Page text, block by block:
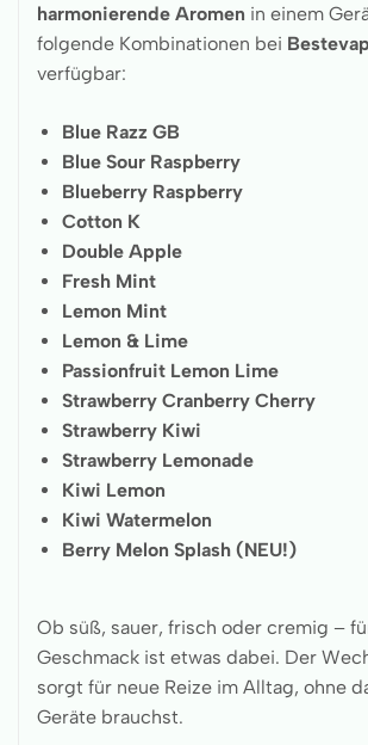
harmonierende Aromen in einem
folgende Kombinationen bei
verfügbar:
Blue Razz GB
Blue Sour Raspberry
Blueberry Raspberry
Cotton K
Double Apple
Fresh Mint
Lemon Mint
Lemon & Lime
Passionfruit Lemon Lime
Strawberry Cranberry Cherry
Strawberry Kiwi
Strawberry Lemonade
Kiwi Lemon
Kiwi Watermelon
Berry Melon Splash (NEU!)
Ob süß, sauer, frisch oder cremig –
Geschmack ist etwas dabei. Der
sorgt für neue Reize im Alltag, ohne
Geräte brauchst.